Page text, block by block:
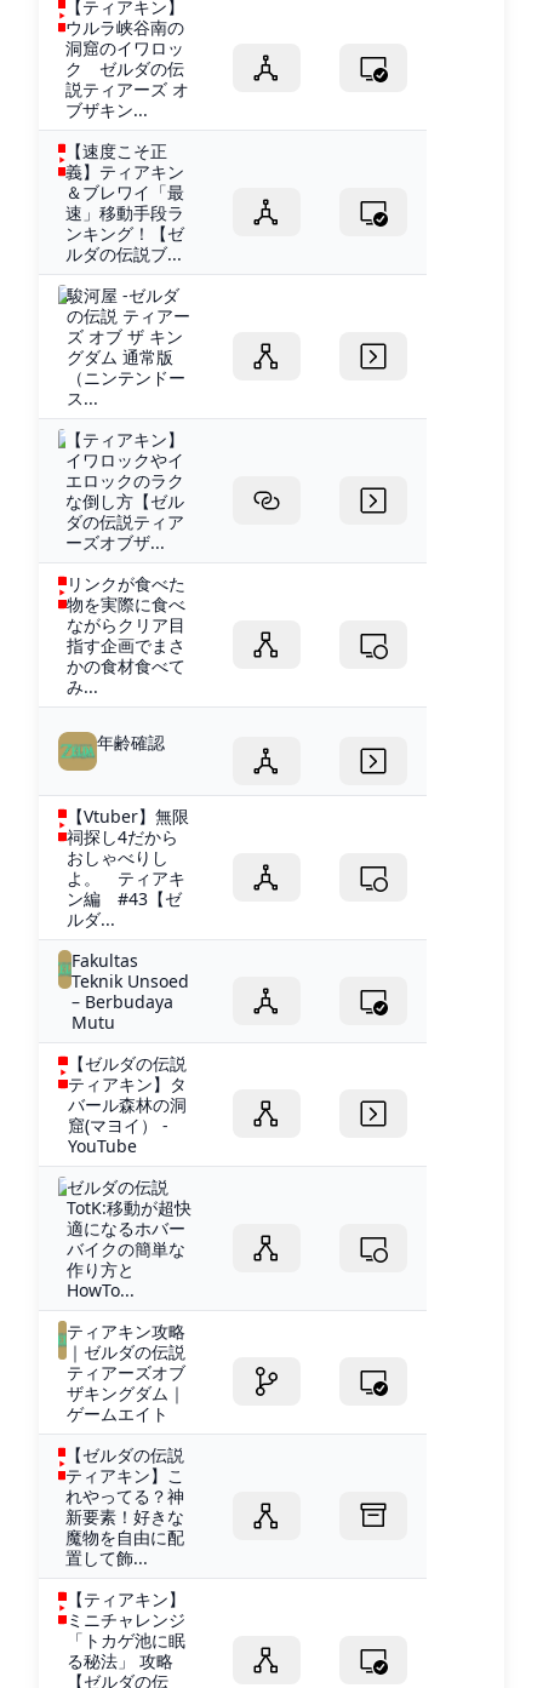
【ティアキン】
ウルラ峡谷南の
洞窟のイワロッ
ク ゼルダの伝
説ティアーズ オ
ブザキン...
【速度こそ正
義】ティアキン
＆ブレワイ「最
速」移動手段ラ
ンキング！【ゼ
ルダの伝説ブ...
駿河屋 -ゼルダ
の伝説 ティアー
ズ オブ ザ キン
グダム 通常版
（ニンテンドー
ス...
【ティアキン】
イワロックやイ
エロックのラク
な倒し方【ゼル
ダの伝説ティア
ーズオブザ...
リンクが食べた
物を実際に食べ
ながらクリア目
指す企画でまさ
かの食材食べて
み...
年齢確認
【Vtuber】無限
祠探し4だから
おしゃべりし
よ。 ティアキ
ン編 #43【ゼ
ルダ...
Fakultas
Teknik Unsoed
– Berbudaya
Mutu
【ゼルダの伝説
ティアキン】タ
バール森林の洞
窟(マヨイ） -
YouTube
ゼルダの伝説
TotK:移動が超快
適になるホバー
バイクの簡単な
作り方と
HowTo...
ティアキン攻略
｜ゼルダの伝説
ティアーズオブ
ザキングダム｜
ゲームエイト
【ゼルダの伝説
ティアキン】こ
れやってる？神
新要素！好きな
魔物を自由に配
置して飾...
【ティアキン】
ミニチャレンジ
「トカゲ池に眠
る秘法」 攻略
【ゼルダの伝